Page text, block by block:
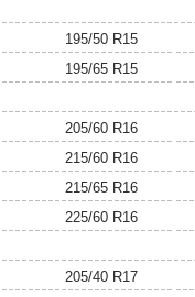
195/50 R15
195/65 R15
205/60 R16
215/60 R16
215/65 R16
225/60 R16
205/40 R17